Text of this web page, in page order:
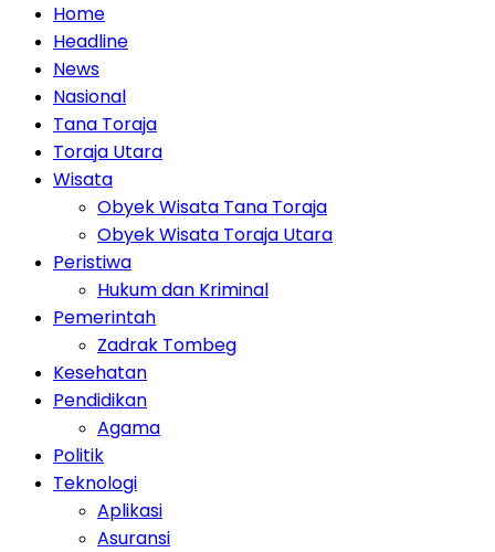
Home
Headline
News
Nasional
Tana Toraja
Toraja Utara
Wisata
Obyek Wisata Tana Toraja
Obyek Wisata Toraja Utara
Peristiwa
Hukum dan Kriminal
Pemerintah
Zadrak Tombeg
Kesehatan
Pendidikan
Agama
Politik
Teknologi
Aplikasi
Asuransi